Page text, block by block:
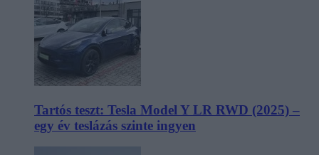
Tartós teszt: Tesla Model Y LR RWD (2025) –
egy év teslázás szinte ingyen